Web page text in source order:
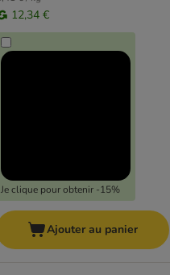
12,34 €
Je clique pour obtenir -15%
Ajouter au panier